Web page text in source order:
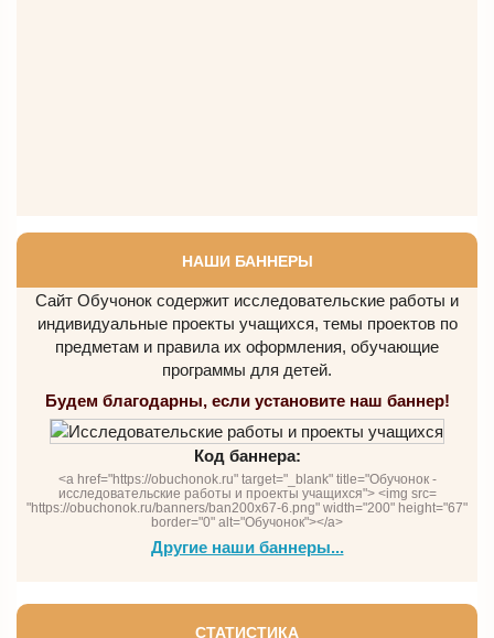
НАШИ БАННЕРЫ
Сайт Обучонок содержит исследовательские работы и
индивидуальные проекты учащихся, темы проектов по
предметам и правила их оформления, обучающие
программы для детей.
Будем благодарны, если установите наш баннер!
Код баннера:
<a href="https://obuchonok.ru" target="_blank" title="Обучонок -
исследовательские работы и проекты учащихся"> <img src=
"https://obuchonok.ru/banners/ban200x67-6.png" width="200" height="67"
border="0" alt="Обучонок"></a>
Другие наши баннеры...
СТАТИСТИКА